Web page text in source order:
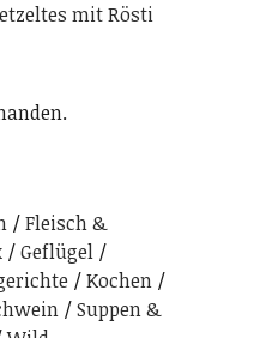
mit Rösti
Fleisch &
Geflügel
Kochen
Suppen &